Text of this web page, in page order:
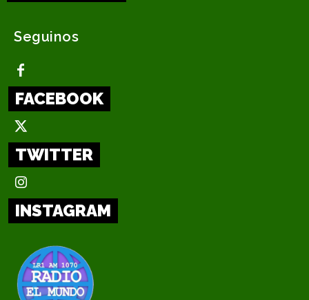
Seguinos
FACEBOOK
TWITTER
INSTAGRAM